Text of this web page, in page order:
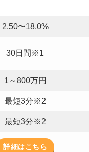
2.50〜18.0%
30日間※1
1～800万円
最短3分※2
最短3分※2
詳細はこちら